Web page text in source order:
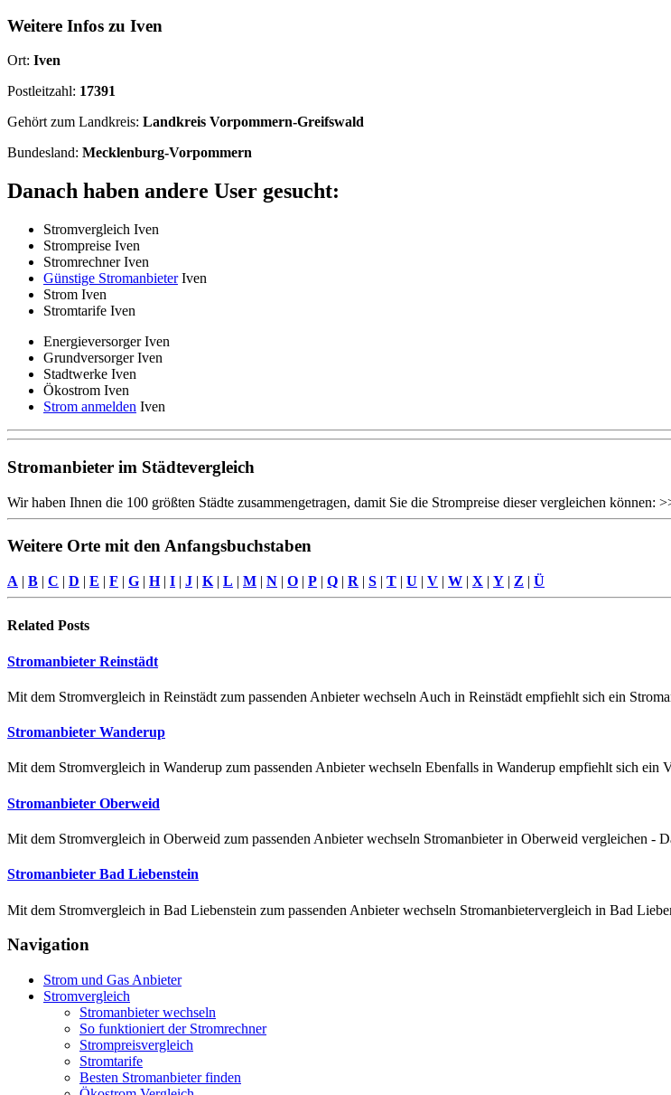
Weitere Infos zu Iven
Ort: Iven
Postleitzahl: 17391
Gehört zum Landkreis: Landkreis Vorpommern-Greifswald
Bundesland: Mecklenburg-Vorpommern
Danach haben andere User gesucht:
Stromvergleich Iven
Strompreise Iven
Stromrechner Iven
Günstige StromanbieterIven
Strom Iven
Stromtarife Iven
Energieversorger Iven
Grundversorger Iven
Stadtwerke Iven
Ökostrom Iven
Strom anmelden Iven
Stromanbieter im Städtevergleich
Wir haben Ihnen die 100 größten Städte zusammengetragen, damit Sie die Strompreise dieser vergleichen können:
Weitere Orte mit den Anfangsbuchstaben
A | B | C | D | E | F | G | H| I | J | K | L | M | N | O | P | Q | R | S | T | U | V | W | X | Y | Z | Ü
Related Posts
Stromanbieter Reinstädt
Mit dem Stromvergleich in Reinstädt zum passenden Anbieter wechseln Auch in Reinstädt empfiehlt sich ein
Stromanbieter Wanderup
Mit dem Stromvergleich in Wanderup zum passenden Anbieter wechseln Ebenfalls in Wanderup empfiehlt sich ein
Stromanbieter Oberweid
Mit dem Stromvergleich in Oberweid zum passenden Anbieter wechseln Stromanbieter in Oberweid vergleichen -
Stromanbieter Bad Liebenstein
Mit dem Stromvergleich in Bad Liebenstein zum passenden Anbieter wechseln Stromanbietervergleich in Bad
Navigation
Strom und Gas Anbieter
Stromvergleich
Stromanbieter wechseln
So funktioniert der Stromrechner
Strompreisvergleich
Stromtarife
Besten Stromanbieter finden